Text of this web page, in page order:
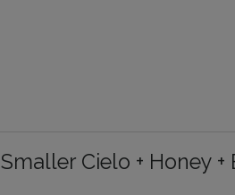
Smaller Cielo + Honey +